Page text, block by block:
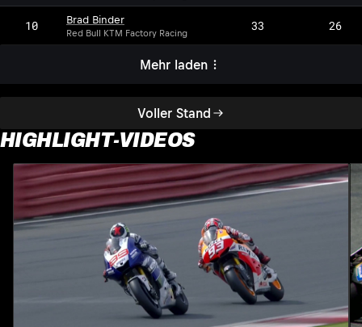
Voller Stand
10 Brad Binder
Red Bull KTM Factory Racing 33 26
Mehr laden
HIGHLIGHT-VIDEOS